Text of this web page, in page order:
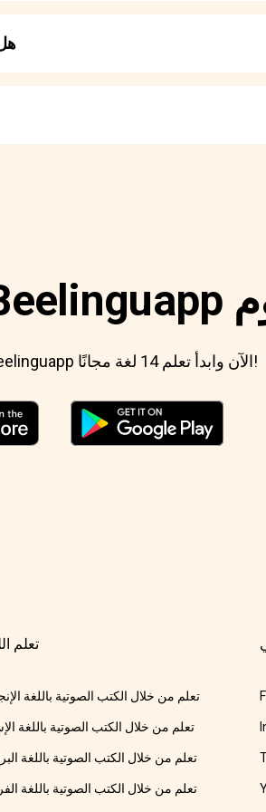
قم بتحميل تطبيق Beelinguapp الآن وابدأ تعلم 14 لغة مجانًا!
تعلم
تعلم من خلال الكتب الصوتية باللغة
تعلم من خلال الكتب الصوتية باللغة
تعلم من خلال الكتب الصوتية باللغة
تعلم من خلال الكتب الصوتية باللغة